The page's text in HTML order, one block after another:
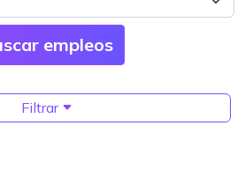
Filtrar